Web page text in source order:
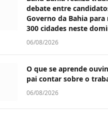
debate entre
Governo da Bahia para
300 cidades neste
06/08/2026
O que se aprende
pai contar sobre o
06/08/2026